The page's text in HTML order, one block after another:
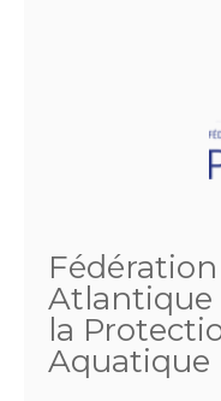
Atlantique
la
Aquatique